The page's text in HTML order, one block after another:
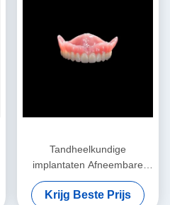
Tandheelkundige
implantaten Afneembare
tandheelkunde Digitale
volledige tandheelkunde
Krijg Beste Prijs